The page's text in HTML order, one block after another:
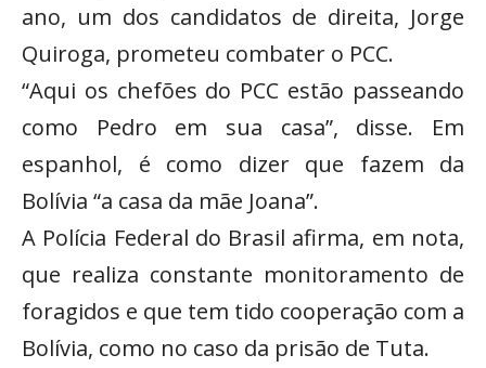
ano, um dos candidatos de direita, Jorge
Quiroga, prometeu combater o PCC.
“Aqui os chefões do PCC estão passeando
como Pedro em sua casa”, disse. Em
espanhol, é como dizer que fazem da
Bolívia “a casa da mãe Joana”.
A Polícia Federal do Brasil afirma, em nota,
que realiza constante monitoramento de
foragidos e que tem tido cooperação com a
Bolívia, como no caso da prisão de Tuta.